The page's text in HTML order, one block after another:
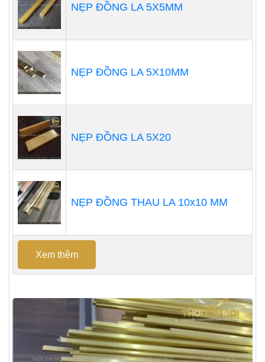
NẸP ĐỒNG LA 5X5MM
NẸP ĐỒNG LA 5X10MM
NẸP ĐỒNG LA 5X20
NẸP ĐỒNG THAU LA 10x10 MM
Xem thêm